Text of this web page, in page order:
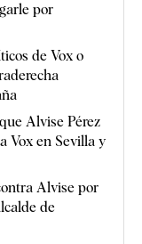
por
de Vox o
Alvise Pérez
Vox en Sevilla y
Alvise por
de